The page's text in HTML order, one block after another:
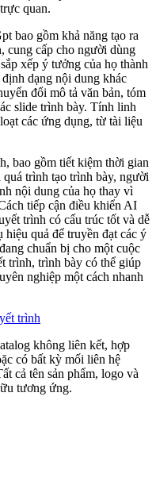
quan.
bao gồm khả năng tạo ra
cung cấp cho người dùng
xếp ý tưởng của họ thành
dạng nội dung khác
đổi mô tả văn bản, tóm
slide trình bày. Tính linh
các ứng dụng, từ tài liệu
bao gồm tiết kiệm thời gian
trình tạo trình bày, người
nội dung của họ thay vì
tiếp cận điều khiển AI
trình có cấu trúc tốt và dễ
quả để truyền đạt các ý
chuẩn bị cho một cuộc
trình, trình bày có thể giúp
nghiệp một cách nhanh
trình
không liên kết, hợp
có bất kỳ mối liên hệ
cả tên sản phẩm, logo và
tương ứng.